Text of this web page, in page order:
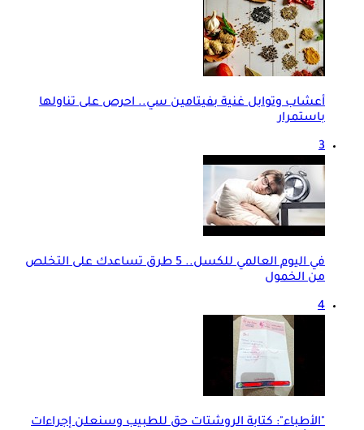
أعشاب وتوابل غنية بفيتامين سي.. احرص على تناولها
باستمرار
3
في اليوم العالمي للكسل.. 5 طرق تساعدك على التخلص
من الخمول
4
"الأطباء": كتابة الروشتات حق للطبيب وسنعلن إجراءات